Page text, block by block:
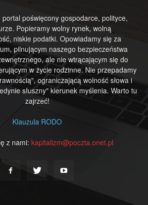
poświęcony gospodarce, polityce,
Popieramy wolny rynek, wolną
niskie podatki. Opowiadamy się za
pilnującym naszego bezpieczeństwa
ale nie wtrącającym się do
w życie rodzinne. Nie przepadamy
ograniczającą wolność słowa i
słuszny" kierunek myślenia. Warto tu
zajrzeć!
Klauzula RODO
z nami: kapitalizm@poczta.onet.pl